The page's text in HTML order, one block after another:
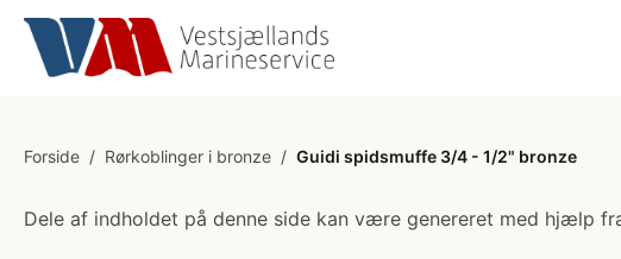
Forside / Rørkoblinger i bronze / Guidi spidsmuffe 3/4 - 1/2" bronze
Dele af indholdet på denne side kan være genereret med hjælp